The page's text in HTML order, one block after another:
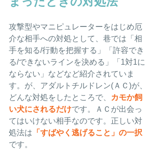
攻撃型やマニピュレーターをはじめ厄
介な相手への対処として、巷では「相
手を知る/行動を把握する」「許容でき
る/できないラインを決める」「1対1に
ならない」などなど紹介されていま
す。が、アダルトチルドレン(ＡＣ)が、
どんな対処をしたところで、
カモか飼
い犬にされるだけです。ＡＣが出会っ
てはいけない相手なのです。正しい対
処法は 「すばやく逃げること」の一択
です。